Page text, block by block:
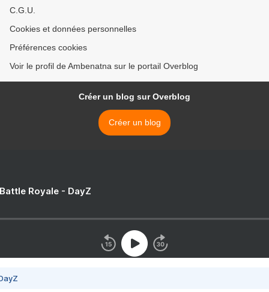
C.G.U.
Cookies et données personnelles
Préférences cookies
Voir le profil de Ambenatna sur le portail Overblog
Créer un blog sur Overblog
Créer un blog
Royale - DayZ